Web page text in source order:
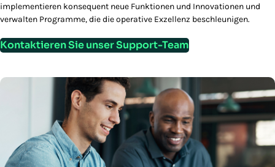
implementieren konsequent neue Funktionen und Innovationen und
verwalten Programme, die die operative Exzellenz beschleunigen.
Kontaktieren Sie unser Support-Team